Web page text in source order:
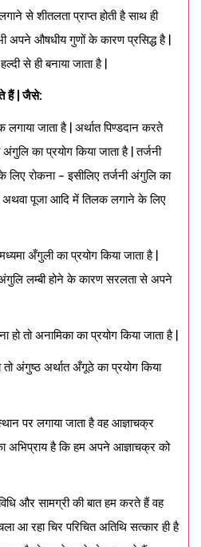
से शीतलता प्राप्त होती है साथ ही
भी अपने औषधीय गुणों के कारण प्रसिद्ध है |
से ही बनाया जाता है |
हैं | जैसे:
जाता है | अर्थात पिण्डदान करते
का प्रयोग किया जाता है | तर्जनी
लिए रोकना – इसीलिए तर्जनी अंगुलि का
अथवा पूजा आदि में तिलक लगाने के लिए
अँगुली का प्रयोग किया जाता है |
लम्बी होने के कारण सरलता से अपने
हो तो अनामिका का प्रयोग किया जाता है |
अंगुष्ठ अर्थात अँगूठे का प्रयोग किया
पर लगाया जाता है वह आज्ञाचक्र
अभिप्राय है कि हम अपने आज्ञाचक्र को
और सामग्री की बात हम करते हैं वह
आ रहा चिर परिचित अतिथि सत्कार ही है